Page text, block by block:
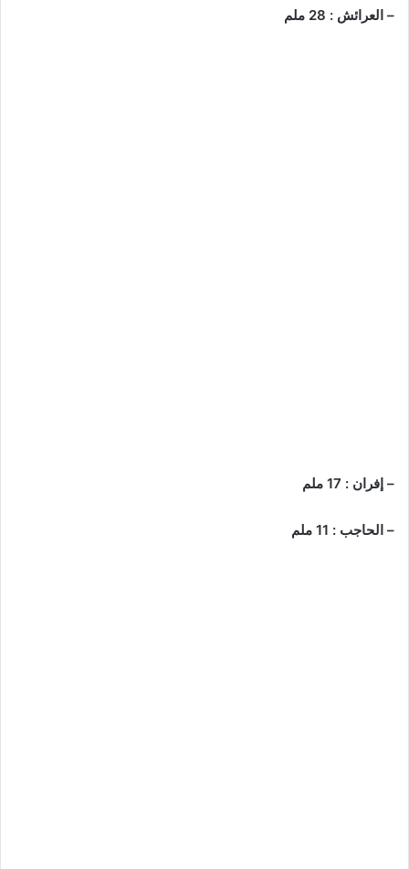
– العرائش : 28 ملم
– إفران : 17 ملم
– الحاجب : 11 ملم